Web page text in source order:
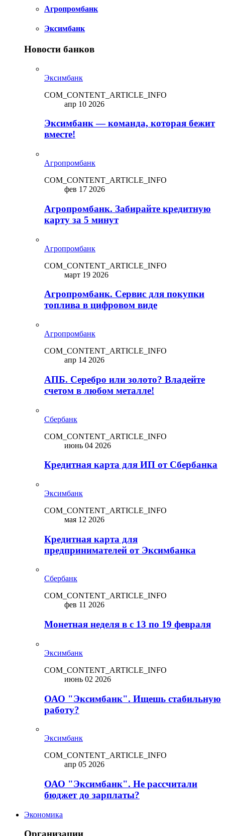
Агропромбанк
Эксимбанк
Новости банков
Эксимбанк
COM_CONTENT_ARTICLE_INFO
апр 10 2026
Эксимбанк — команда, которая бежит
вместе!
Агропромбанк
COM_CONTENT_ARTICLE_INFO
фев 17 2026
Агропромбанк. Забирайте кредитную
карту за 5 минут
Агропромбанк
COM_CONTENT_ARTICLE_INFO
март 19 2026
Агропромбанк. Сервис для покупки
топлива в цифровом виде
Агропромбанк
COM_CONTENT_ARTICLE_INFO
апр 14 2026
АПБ. Серебро или золото? Владейте
счетом в любом металле!
Сбербанк
COM_CONTENT_ARTICLE_INFO
июнь 04 2026
Кредитная карта для ИП от Сбербанка
Эксимбанк
COM_CONTENT_ARTICLE_INFO
мая 12 2026
Кредитная карта для
предпринимателей от Эксимбанка
Сбербанк
COM_CONTENT_ARTICLE_INFO
фев 11 2026
Монетная неделя в с 13 по 19 февраля
Эксимбанк
COM_CONTENT_ARTICLE_INFO
июнь 02 2026
ОАО "Эксимбанк". Ищешь стабильную
работу?
Эксимбанк
COM_CONTENT_ARTICLE_INFO
апр 05 2026
ОАО "Эксимбанк". Не рассчитали
бюджет до зарплаты?
Экономика